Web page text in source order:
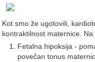
Kot smo že ugotovili,
kontraktilnost maternice.
Fetalna hipoksija -
povečan tonus